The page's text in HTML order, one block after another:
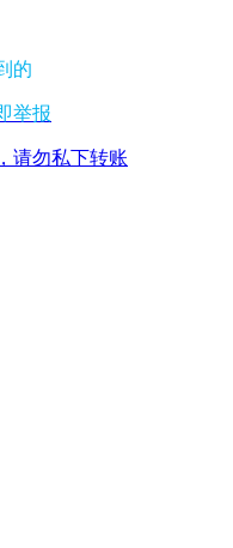
的
举报
请勿私下转账